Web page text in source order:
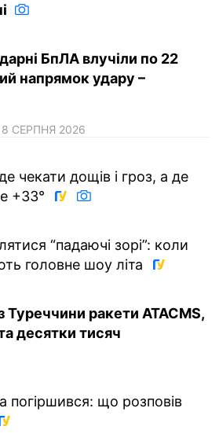
БпЛА влучіли по 22
напрямок удару –
8 СЕРПНЯ 2026
чекати дощів і гроз, а де
+33°
“падаючі зорі”: коли
головне шоу літа
Туреччини ракети ATACMS,
десятки тисяч
що розповів